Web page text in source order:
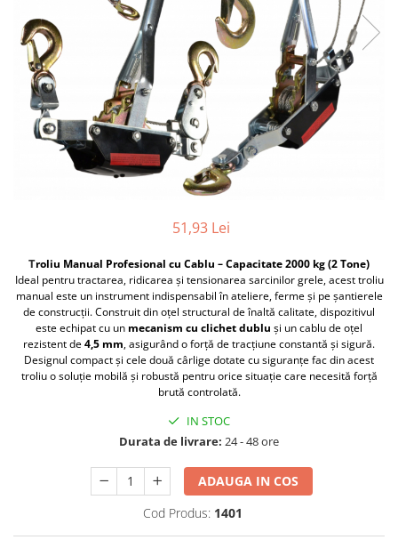
compresoare
Cricuri Auto Hidraulice
Pneumatice si Trapezoidale
Cricuri hidraulice
Cricuri pneumatice
Cricuri trapezoidale
Feon Electric
Generatoare curent
Masini de gaurit si Insurubat
Motoare electrice
Pistol de Lipit
Polizoare
Pompe Combustibil
Scule Pneumatice
Suport motocicleta
Mixere
Motocositoare si Motosape
Nivela laser
Pistol de vopsit
Pompe
Rotopercutoare si bormasini
umidificatoare
51,93 Lei
Troliu Manual Profesional cu Cablu – Capacitate 2000 kg (2 Tone)
Ideal pentru tractarea, ridicarea și tensionarea sarcinilor grele, acest troliu
manual este un instrument indispensabil în ateliere, ferme și pe șantierele
de construcții. Construit din oțel structural de înaltă calitate, dispozitivul
este echipat cu un mecanism cu clichet dublu și un cablu de oțel
rezistent de4,5 mm, asigurând o forță de tracțiune constantă și sigură.
Designul compact și cele două cârlige dotate cu siguranțe fac din acest
troliu o soluție mobilă și robustă pentru orice situație care necesită forță
brută controlată.
IN STOC
Durata de livrare: 24 - 48 ore
ADAUGA IN COS
Cod Produs: 1401